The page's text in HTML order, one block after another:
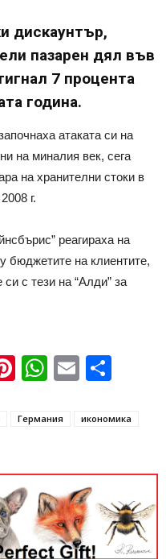
дискаунтър,
пазарен дял във
7 процента
година.
атаката си на
на миналия век, сега
на хранителни стоки в
г.
реагираха на
бюджетите на клиентите,
с тези на “Алди” за
Pinterest
WhatsApp
Email
Германия
икономика